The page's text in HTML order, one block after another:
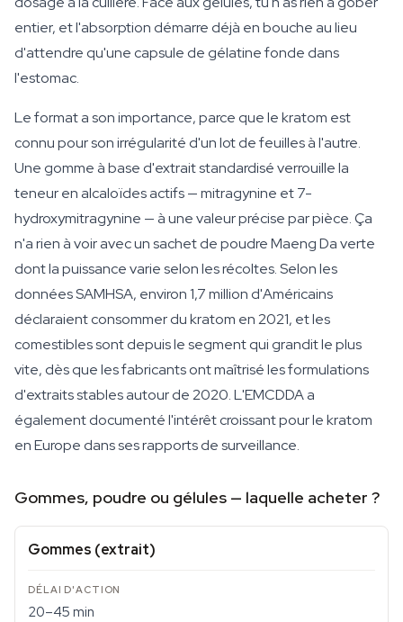
entier, et l'absorption démarre déjà en bouche au lieu
d'attendre qu'une capsule de gélatine fonde dans
l'estomac.
Le format a son importance, parce que le kratom est
connu pour son irrégularité d'un lot de feuilles à l'autre.
Une gomme à base d'extrait standardisé verrouille la
teneur en alcaloïdes actifs — mitragynine et 7-
hydroxymitragynine — à une valeur précise par pièce. Ça
n'a rien à voir avec un sachet de poudre Maeng Da verte
dont la puissance varie selon les récoltes. Selon les
données SAMHSA, environ 1,7 million d'Américains
déclaraient consommer du kratom en 2021, et les
comestibles sont depuis le segment qui grandit le plus
vite, dès que les fabricants ont maîtrisé les formulations
d'extraits stables autour de 2020. L'EMCDDA a
également documenté l'intérêt croissant pour le kratom
en Europe dans ses rapports de surveillance.
Gommes, poudre ou gélules — laquelle acheter ?
Gommes (extrait)
20–45 min